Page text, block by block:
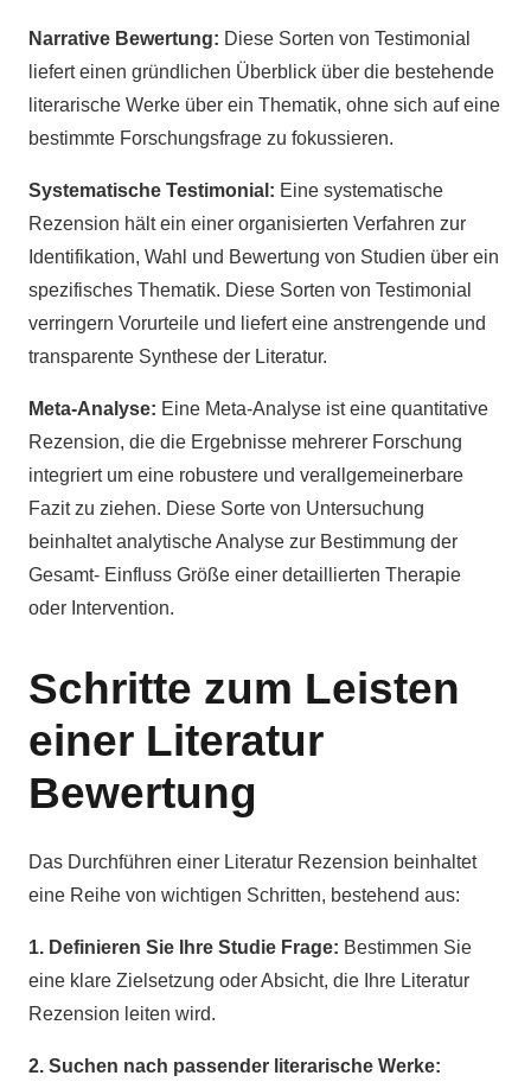
Narrative Bewertung: Diese Sorten von Testimonial
liefert einen gründlichen Überblick über die bestehende
literarische Werke über ein Thematik, ohne sich auf eine
bestimmte Forschungsfrage zu fokussieren.
Systematische Testimonial: Eine systematische
Rezension hält ein einer organisierten Verfahren zur
Identifikation, Wahl und Bewertung von Studien über ein
spezifisches Thematik. Diese Sorten von Testimonial
verringern Vorurteile und liefert eine anstrengende und
transparente Synthese der Literatur.
Meta-Analyse: Eine Meta-Analyse ist eine quantitative
Rezension, die die Ergebnisse mehrerer Forschung
integriert um eine robustere und verallgemeinerbare
Fazit zu ziehen. Diese Sorte von Untersuchung
beinhaltet analytische Analyse zur Bestimmung der
Gesamt- Einfluss Größe einer detaillierten Therapie
oder Intervention.
Schritte zum Leisten
einer Literatur
Bewertung
Das Durchführen einer Literatur Rezension beinhaltet
eine Reihe von wichtigen Schritten, bestehend aus:
1. Definieren Sie Ihre Studie Frage: Bestimmen Sie
eine klare Zielsetzung oder Absicht, die Ihre Literatur
Rezension leiten wird.
2. Suchen nach passender literarische Werke: